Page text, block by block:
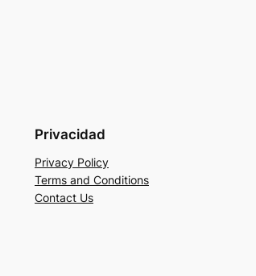
Privacidad
Privacy Policy
Terms and Conditions
Contact Us